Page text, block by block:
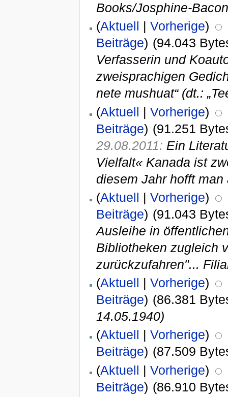
Books/Josphine-
(Aktuell | Vorherige)
Beiträge) (94.043
Verfasserin und
zweisprachigen
nete mushuat“ (dt.:
(Aktuell | Vorherige)
Beiträge) (91.251
29.08.2011: Ein
Vielfalt« Kanada ist
diesem Jahr hofft man
(Aktuell | Vorherige)
Beiträge) (91.043
Ausleihe in
Bibliotheken zugleich
zurückzufahren"...
(Aktuell | Vorherige)
Beiträge) (86.381
14.05.1940)
(Aktuell | Vorherige)
Beiträge) (87.509
(Aktuell | Vorherige)
Beiträge) (86.910